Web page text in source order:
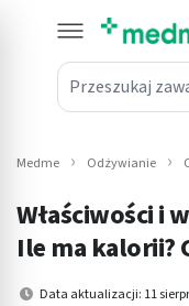
Przeszukaj
submenu: Leki na
submenu: Mama i
submenu: Kosmetyki
Medme Odżywianie
Właściwości i
Ile ma kalorii?
Data aktualizacji: 11